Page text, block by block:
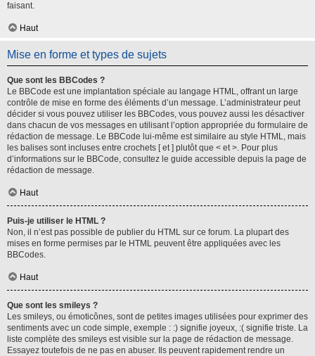
faisant.
Haut
Mise en forme et types de sujets
Que sont les BBCodes ?
Le BBCode est une implantation spéciale au langage HTML, offrant un large
contrôle de mise en forme des éléments d’un message. L’administrateur peut
décider si vous pouvez utiliser les BBCodes, vous pouvez aussi les désactiver
dans chacun de vos messages en utilisant l’option appropriée du formulaire de
rédaction de message. Le BBCode lui-même est similaire au style HTML, mais
les balises sont incluses entre crochets [ et ] plutôt que < et >. Pour plus
d’informations sur le BBCode, consultez le guide accessible depuis la page de
rédaction de message.
Haut
Puis-je utiliser le HTML ?
Non, il n’est pas possible de publier du HTML sur ce forum. La plupart des
mises en forme permises par le HTML peuvent être appliquées avec les
BBCodes.
Haut
Que sont les smileys ?
Les smileys, ou émoticônes, sont de petites images utilisées pour exprimer des
sentiments avec un code simple, exemple : :) signifie joyeux, :( signifie triste. La
liste complète des smileys est visible sur la page de rédaction de message.
Essayez toutefois de ne pas en abuser. Ils peuvent rapidement rendre un